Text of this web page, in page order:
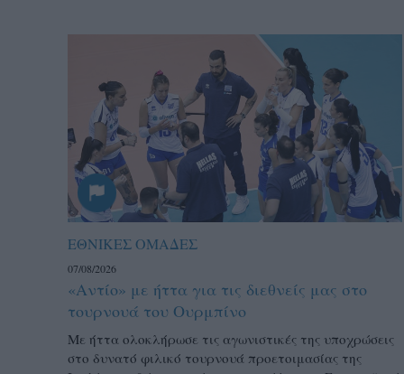
ΕΘΝΙΚΕΣ ΟΜΑΔΕΣ
07/08/2026
«Αντίο» με ήττα για τις διεθνείς μας στο
τουρνουά του Ουρμπίνο
Mε ήττα ολοκλήρωσε τις αγωνιστικές της υποχρώσεις
στο δυνατό φιλικό τουρνουά προετοιμασίας της